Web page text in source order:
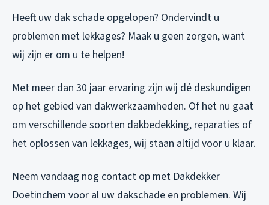
Heeft uw dak schade opgelopen? Ondervindt u
problemen met lekkages? Maak u geen zorgen, want
wij zijn er om u te helpen!
Met meer dan 30 jaar ervaring zijn wij dé deskundigen
op het gebied van dakwerkzaamheden. Of het nu gaat
om verschillende soorten dakbedekking, reparaties of
het oplossen van lekkages, wij staan altijd voor u klaar.
Neem vandaag nog contact op met Dakdekker
Doetinchem voor al uw dakschade en problemen. Wij